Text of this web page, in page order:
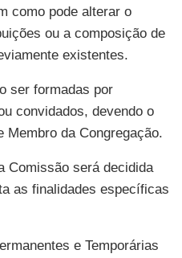
como pode alterar o
ou a composição de
existentes.
ser formadas por
convidados, devendo o
da Congregação.
Comissão será decidida
as finalidades específicas
e Temporárias